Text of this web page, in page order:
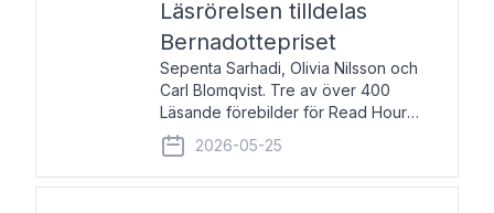
Läsrörelsen tilldelas
Bernadottepriset
Sepenta Sarhadi, Olivia Nilsson och
Carl Blomqvist. Tre av över 400
Läsande förebilder för Read Hour
Sverige. Foto: Michael Wall. Den ideella
föreningen Läsrörelsen tilldelas
Bernadottepriset 2026 för att den
2026-05-25